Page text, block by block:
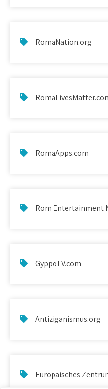
RomaNation.org
RomaApps.com
Rom Entertainment
GyppoTV.com
Antiziganismus.org
Europäisches